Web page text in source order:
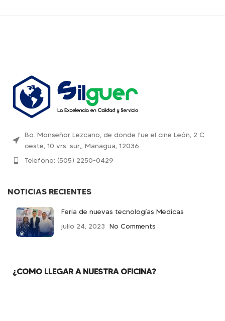
Bo. Monseñor Lezcano, de donde fue el cine León, 2 C
oeste, 10 vrs. sur,, Managua, 12036
Telefóno: (505) 2250-0429
NOTICIAS RECIENTES
Feria de nuevas tecnologías Medicas
julio 24, 2023 No Comments
¿COMO LLEGAR A NUESTRA OFICINA?